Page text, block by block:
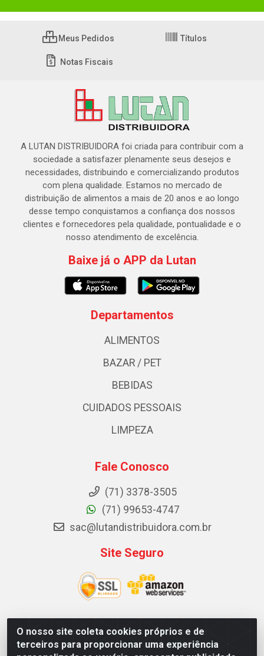
O nosso site coleta cookies próprios e de
terceiros para proporcionar uma experiência
Meus Pedidos Títulos
Notas Fiscais
A LUTAN DISTRIBUIDORA foi criada para contribuir com a
sociedade a satisfazer plenamente seus desejos e
necessidades, distribuindo e comercializando produtos
com plena qualidade. Estamos no mercado de
distribuição de alimentos a mais de 20 anos e ao longo
desse tempo conquistamos a confiança dos nossos
clientes e fornecedores pela qualidade, pontualidade e o
nosso atendimento de excelência.
Baixe já o APP da Lutan
Departamentos
ALIMENTOS
BAZAR / PET
BEBIDAS
CUIDADOS PESSOAIS
LIMPEZA
Fale Conosco
(71) 3378-3505
(71) 99653-4747
sac@lutandistribuidora.com.br
Site Seguro
Lutan Distribuidora - Rua Dr. Gerino Souza Filho, 1525 -
Itinga - Lauro de Freitas / BA - CEP 42700-000 - CNPJ